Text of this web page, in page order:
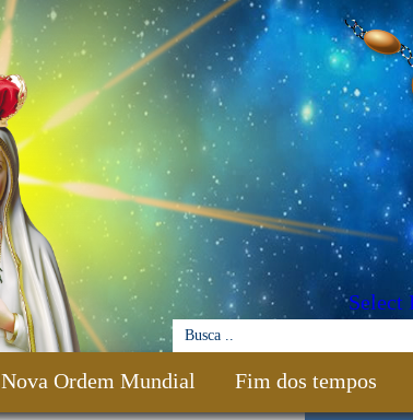
Select
Nova Ordem Mundial Fim dos tempos